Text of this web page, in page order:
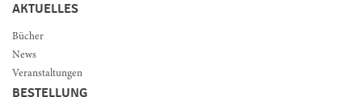
AKTUELLES
Bücher
News
Veranstaltungen
BESTELLUNG